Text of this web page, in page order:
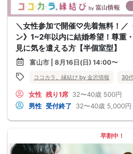
＼女性参加で開催♡先着無料！／
ン》1~2年以内に結婚希望！尊重
見に気を遣える方【半個室型】
富山市 | 8月16日(日) 14:00〜
ココカラ。縁結び by 金沢情報 30
女性 残り1席 32〜40歳 500円
男性 受付終了 32〜40歳 5,000円
早割中！